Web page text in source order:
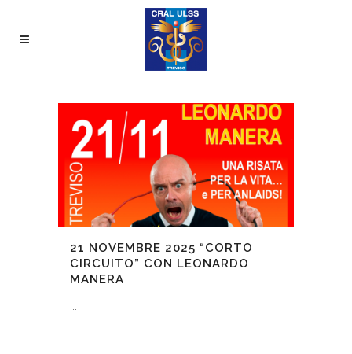
21 NOVEMBRE 2025 “CORTO
CIRCUITO” CON LEONARDO
MANERA